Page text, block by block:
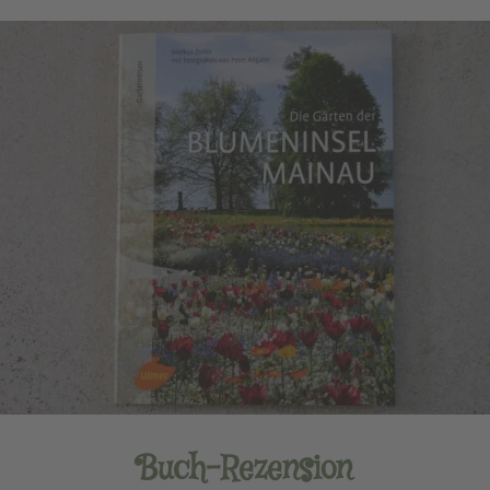
Buch-Rezension